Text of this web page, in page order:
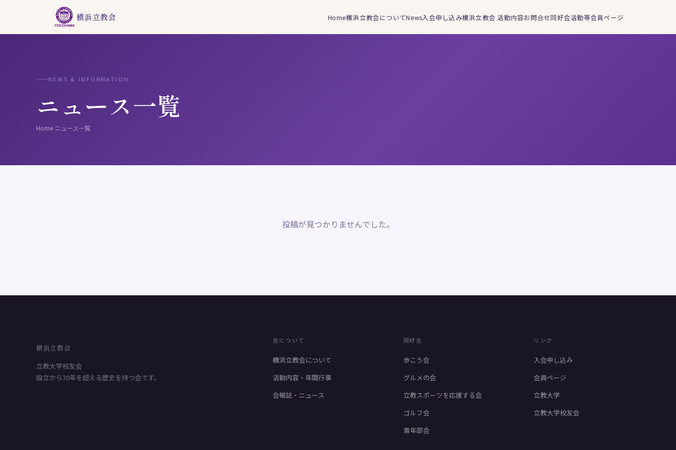
横浜立教会 Home横浜立教会についてNews入会申し込み横浜立教会 活動内容お問合せ同好会活動等会員ページ
NEWS & INFORMATION
ニュース一覧
Home›ニュース一覧
投稿が見つかりませんでした。
横浜立教会
立教大学校友会
設立から70年を超える歴史を持つ会です。
会について
横浜立教会について
活動内容・年間行事
会報誌・ニュース
同好会
歩こう会
グルメの会
立教スポーツを応援する会
ゴルフ会
青年部会
リンク
入会申し込み
会員ページ
立教大学
立教大学校友会